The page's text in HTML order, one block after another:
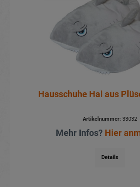
Hausschuhe Hai aus
Artikelnummer:33032
Mehr Infos? Hier
Details